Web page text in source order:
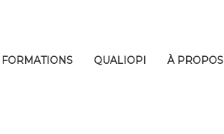
FORMATIONS QUALIOPI À PROPOS